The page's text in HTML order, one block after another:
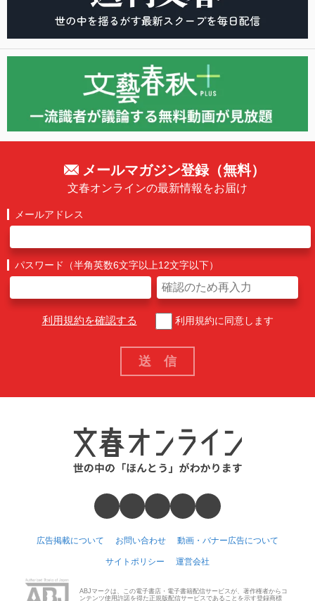
メールマガジン登録（無料）
文春オンラインの最新情報をお届け
メールアドレス
パスワード（半角英数6文字以上12文字以下）
利用規約を確認する 利用規約に同意します
広告掲載について お問い合わせ 動画・バナー広告について
サイトポリシー 運営会社
ABJマークは、この電子書店・電子書籍配信サービスが、著作権者からコ
ンテンツ使用許諾を得た正規版配信サービスであることを示す登録商標